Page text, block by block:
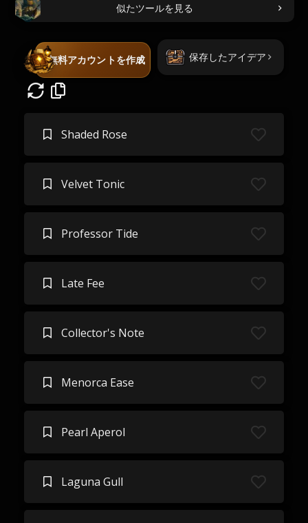
似たツールを見る
無料アカウントを作成 保存したアイデア
Shaded Rose
Velvet Tonic
Professor Tide
Late Fee
Collector's Note
Menorca Ease
Pearl Aperol
Laguna Gull